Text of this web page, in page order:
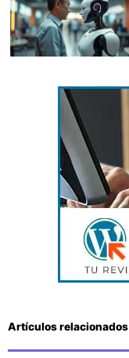
Artículos relacionados